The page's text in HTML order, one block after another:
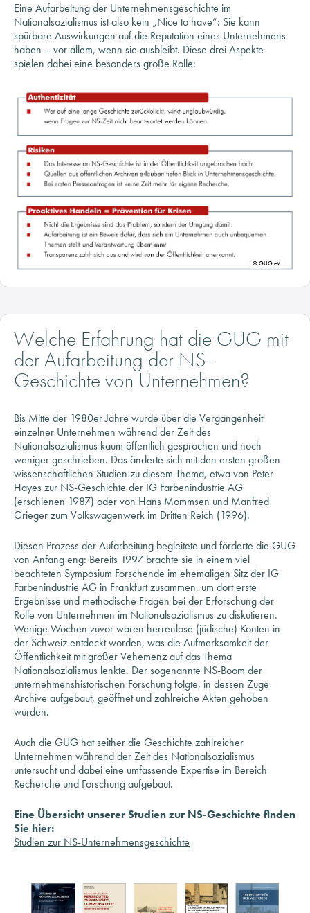
spürbare Auswirkungen auf die Reputation eines Unternehmens
haben – vor allem, wenn sie ausbleibt. Diese drei Aspekte
spielen dabei eine besonders große Rolle:
© GUG eV
der Aufarbeitung der NS-
Geschichte von Unternehmen?
Bis Mitte der 1980er Jahre wurde über die Vergangenheit
Nationalsozialismus kaum öffentlich gesprochen und noch
weniger geschrieben. Das änderte sich mit den ersten großen
wissenschaftlichen Studien zu diesem Thema, etwa von Peter
Hayes zur NS-Geschichte der IG Farbenindustrie AG
(erschienen 1987) oder von Hans Mommsen und Manfred
Grieger zum Volkswagenwerk im Dritten Reich (1996).
Diesen Prozess der Aufarbeitung begleitete und förderte die GUG
beachteten Symposium Forschende im ehemaligen Sitz der IG
Farbenindustrie AG in Frankfurt zusammen, um dort erste
Ergebnisse und methodische Fragen bei der Erforschung der
Rolle von Unternehmen im Nationalsozialismus zu diskutieren.
Wenige Wochen zuvor waren herrenlose (jüdische) Konten in
der Schweiz entdeckt worden, was die Aufmerksamkeit der
Öffentlichkeit mit großer Vehemenz auf das Thema
Nationalsozialismus lenkte. Der sogenannte NS-Boom der
unternehmenshistorischen Forschung folgte, in dessen Zuge
Archive aufgebaut, geöffnet und zahlreiche Akten gehoben
wurden.
Auch die GUG hat seither die Geschichte zahlreicher
untersucht und dabei eine umfassende Expertise im Bereich
Recherche und Forschung aufgebaut.
Eine Übersicht unserer Studien zur NS-Geschichte finden
Studien zur NS-Unternehmensgeschichte